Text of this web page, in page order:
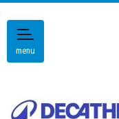
menu